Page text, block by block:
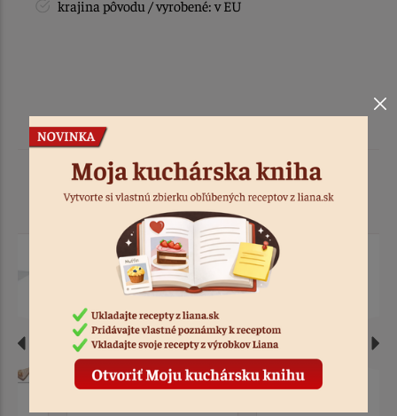
krajina pôvodu / vyrobené: v EU
Podobné produkty